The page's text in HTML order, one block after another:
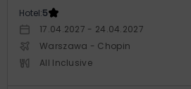
Hotel:5
17.04.2027 - 24.04.2027
Warszawa - Chopin
All Inclusive